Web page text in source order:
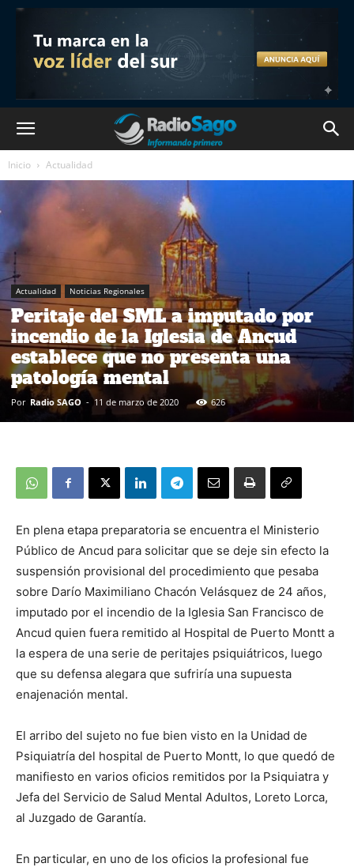
Inicio Actualidad
Actualidad Noticias Regionales
Peritaje del SML a imputado por
incendio de la Iglesia de Ancud
establece que no presenta una
patología mental
Por Radio SAGO - 11 de marzo de 2020 626
En plena etapa preparatoria se encuentra el Ministerio
Público de Ancud para solicitar que se deje sin efecto la
suspensión provisional del procedimiento que pesaba
sobre Darío Maximiliano Chacón Velásquez de 24 años,
imputado por el incendio de la Iglesia San Francisco de
Ancud quien fuera remitido al Hospital de Puerto Montt a
la espera de una serie de peritajes psiquiátricos, luego
que su defensa alegara que sufriría una supuesta
enajenación mental.
El arribo del sujeto no fue bien visto en la Unidad de
Psiquiatría del hospital de Puerto Montt, lo que quedó de
manifiesto en varios oficios remitidos por la Psiquiatra y
Jefa del Servicio de Salud Mental Adultos, Loreto Lorca,
al Juzgado de Garantía.
En particular, en uno de los oficios la profesional fue